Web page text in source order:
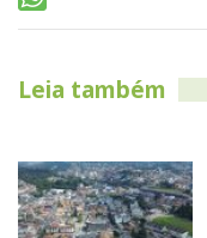
Leia também